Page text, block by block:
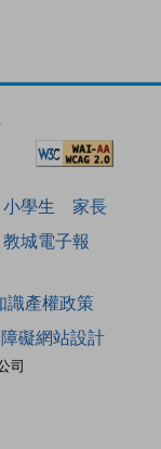
小學生
家長
教城電子報
司
識產權政策
礙網站設計